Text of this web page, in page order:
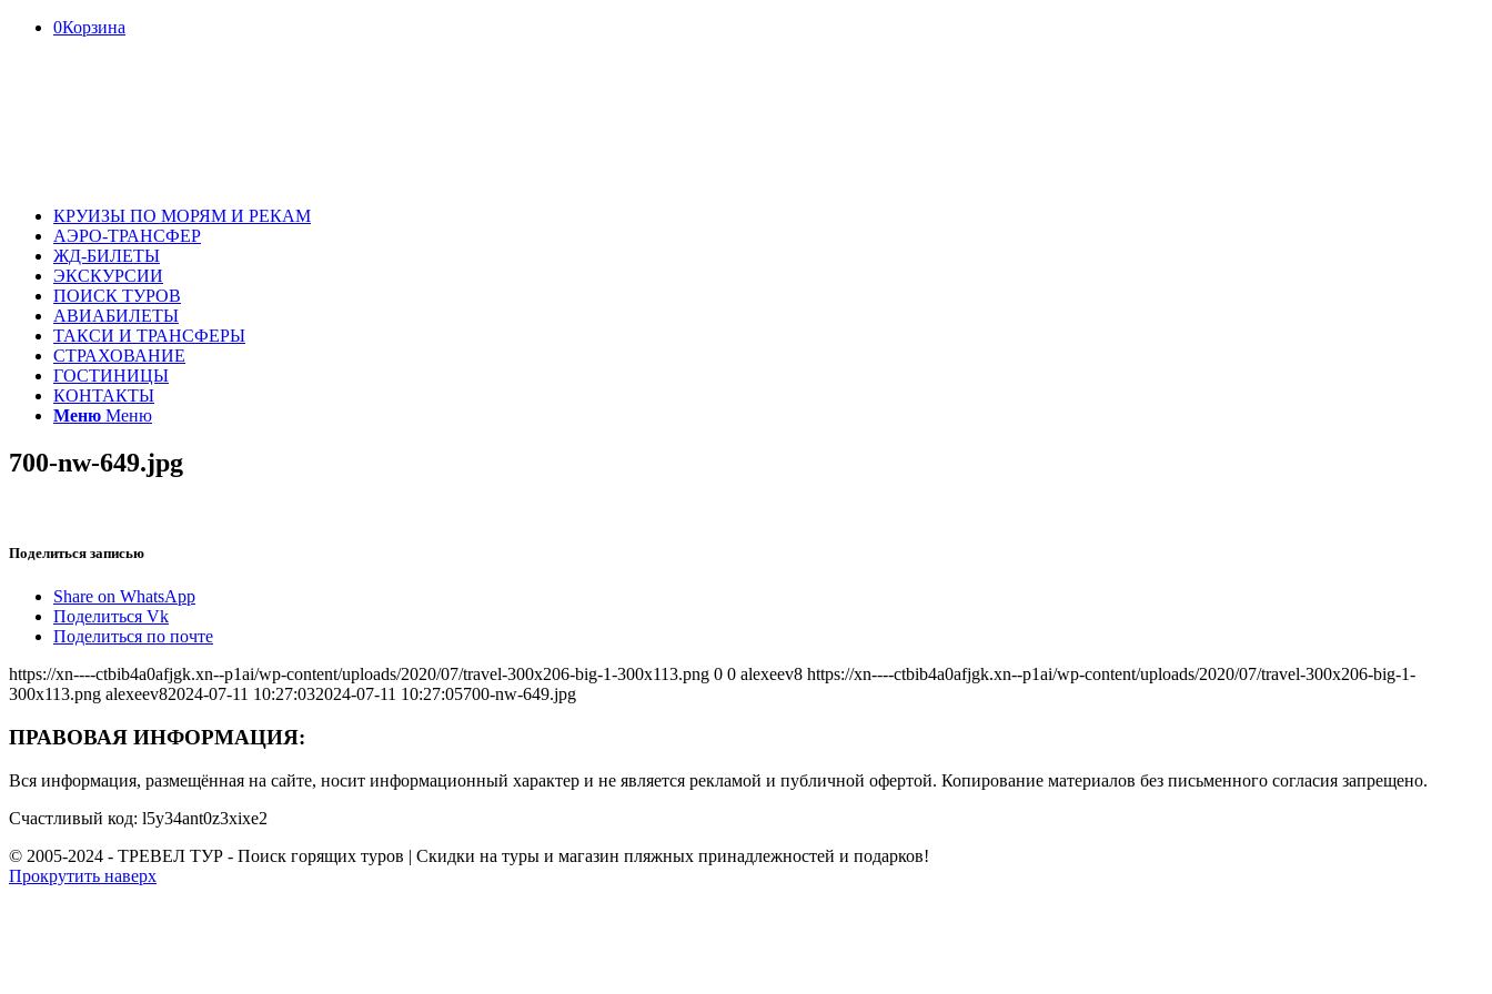
0Корзина
КРУИЗЫ ПО МОРЯМ И РЕКАМ
АЭРО-ТРАНСФЕР
ЖД-БИЛЕТЫ
ЭКСКУРСИИ
ПОИСК ТУРОВ
АВИАБИЛЕТЫ
ТАКСИ И ТРАНСФЕРЫ
СТРАХОВАНИЕ
ГОСТИНИЦЫ
КОНТАКТЫ
Меню Меню
700-nw-649.jpg
Поделиться записью
Share on WhatsApp
Поделиться Vk
Поделиться по почте
https://xn----ctbib4a0afjgk.xn--p1ai/wp-content/uploads/2020/07/travel-300x206-big-1-300x113.png 0 0 alexeev8 https://xn----ctbib4a0afjgk.xn--p1ai/wp-content/uploads/2020/07/travel-300x206-big-1-
300x113.png alexeev82024-07-11 10:27:032024-07-11 10:27:05700-nw-649.jpg
ПРАВОВАЯ ИНФОРМАЦИЯ:
Вся информация, размещённая на сайте, носит информационный характер и не является рекламой и публичной офертой. Копирование материалов без письменного согласия запрещено.
Счастливый код: l5y34ant0z3xixe2
© 2005-2024 - ТРЕВЕЛ ТУР - Поиск горящих туров | Скидки на туры и магазин пляжных принадлежностей и подарков!
Прокрутить наверх